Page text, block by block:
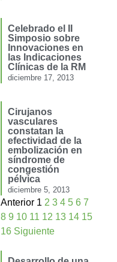
Celebrado el II
Simposio sobre
Innovaciones en
las Indicaciones
Clínicas de la RM
diciembre 17, 2013
Cirujanos
vasculares
constatan la
efectividad de la
embolización en
síndrome de
congestión
pélvica
diciembre 5, 2013
Anterior 1 2 3 4 5 6 7
8 9 10 11 12 13 14 15
16 Siguiente